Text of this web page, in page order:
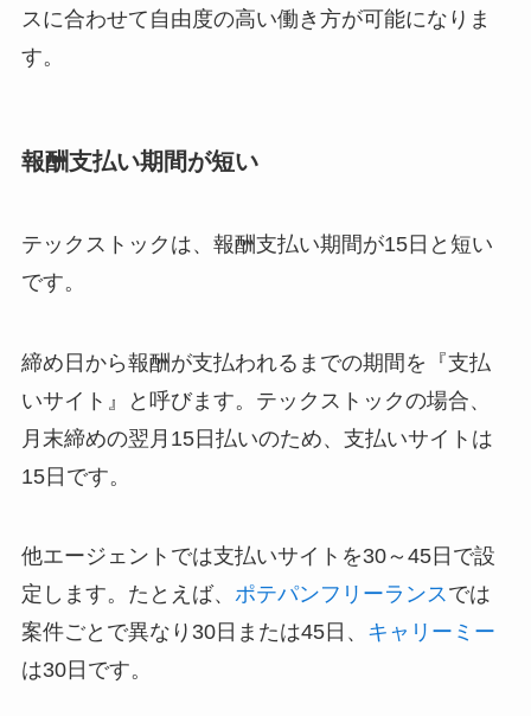
スに合わせて自由度の高い働き方が可能になりま
す。
報酬支払い期間が短い
テックストックは、報酬支払い期間が15日と短い
です。
締め日から報酬が支払われるまでの期間を『支払
いサイト』と呼びます。テックストックの場合、
月末締めの翌月15日払いのため、支払いサイトは
15日です。
他エージェントでは支払いサイトを30～45日で設
定します。たとえば、 ポテパンフリーランスでは
案件ごとで異なり30日または45日、 キャリーミー
は30日です。